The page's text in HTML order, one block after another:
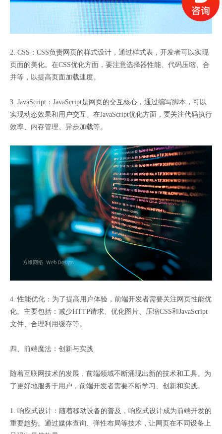
2. CSS：CSS负责网页的样式设计，通过样式表，开发者可以实现
页面的美化。在CSS优化方面，要注意选择器性能、代码压缩、合
并等，以提高页面加载速度。
3. JavaScript：JavaScript是网页的交互核心，通过编写脚本，可以
实现动态效果和用户交互。在JavaScript优化方面，要关注代码执行
效率、内存管理、异步加载等。
4. 性能优化：为了提高用户体验，前端开发者需要关注网页性能优
化。主要包括：减少HTTP请求、优化图片、压缩CSS和JavaScript
文件、合理利用缓存等。
四、前端魔法：创新与实践
随着互联网技术的发展，前端领域不断涌现出新的技术和工具。为
了更好地服务于用户，前端开发者需要不断学习、创新和实践。
1. 响应式设计：随着移动设备的普及，响应式设计成为前端开发的
重要趋势。通过媒体查询、弹性布局等技术，让网页在不同设备上